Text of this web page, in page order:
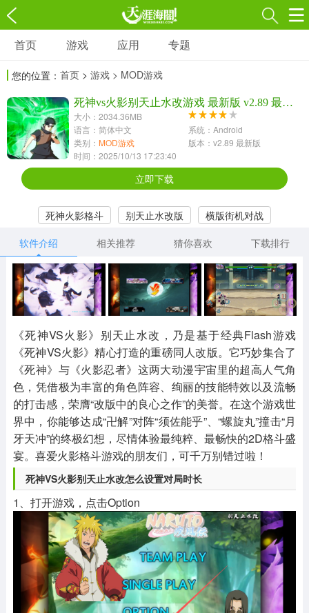
游戏
3697款应用
1597款应用
1789款应用
休闲益智
13387款应用
2196款应用
冒险解谜
1072款应用
418款应用
568款应用
音乐舞蹈
269款应用
2716款应用
515款应用
其他
1654款应用
游戏助手
515款应用
MOD游戏
1056款应用
首页 游戏 应用 专题
您的位置： 首页 > 游戏 > MOD游戏
死神vs火影别天止水改游戏 最新版 v2.89 最新版
大小：2034.36MB
语言：简体中文
系统：Android
类别： MOD游戏
版本：v2.89 最新版
时间：2025/10/13 17:23:40
立即下载
死神火影格斗 别天止水改版
横版街机对战
软件介绍
相关推荐 猜你喜欢 下载排行
《死神VS火影》别天止水改，乃是基于经典Flash游戏
《死神VS火影》精心打造的重磅同人改版。它巧妙集合了
《死神》与《火影忍者》这两大动漫宇宙里的超高人气角
色，凭借极为丰富的角色阵容、绚丽的技能特效以及流畅
的打击感，荣膺“改版中的良心之作”的美誉。在这个游戏世
界中，你能够达成“卍解”对阵“须佐能乎”、“螺旋丸”撞击“月
牙天冲”的终极幻想，尽情体验最纯粹、最畅快的2D格斗盛
宴。喜爱火影格斗游戏的朋友们，可千万别错过啦！
死神VS火影别天止水改怎么设置对局时长
1、打开游戏，点击Option